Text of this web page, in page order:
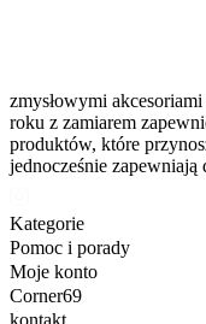
zmysłowymi
roku z zamiarem
produktów, które
jednocześnie zapewniają
Kategorie
Pomoc i porady
Moje konto
Corner69
kontakt